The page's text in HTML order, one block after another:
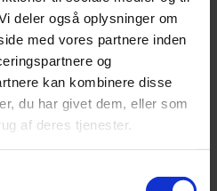
deler også oplysninger om
med vores partnere inden
og
kan kombinere disse
du har givet dem, eller som
af deres tjenester.